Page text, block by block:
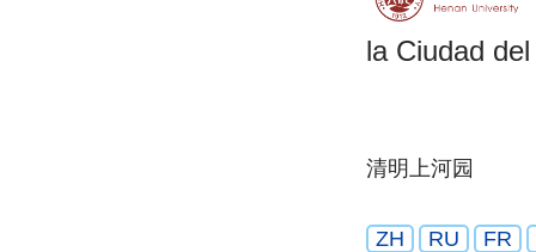
la Ciudad
清明上河园
ZH RU FR